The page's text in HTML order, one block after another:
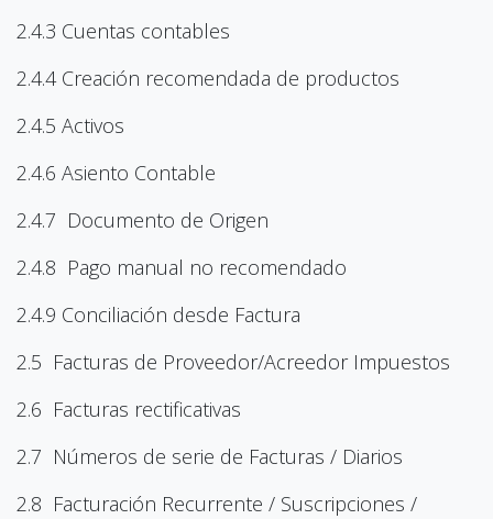
2.4.3 Cuentas contables
2.4.4 Creación recomendada de productos
2.4.5 Activos
2.4.6 Asiento Contable
2.4.7 Documento de Origen
2.4.8 Pago manual no recomendado
2.4.9 Conciliación desde Factura
2.5 Facturas de Proveedor/Acreedor Impuestos
2.6 Facturas rectificativas
2.7 Números de serie de Facturas / Diarios
2.8 Facturación Recurrente / Suscripciones /